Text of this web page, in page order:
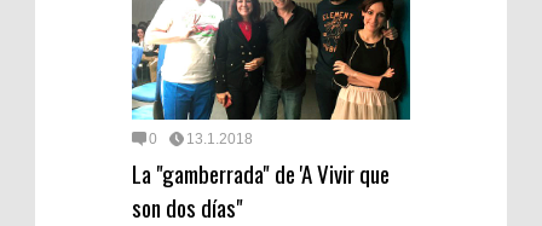
0 13.1.2018
La "gamberrada" de 'A Vivir que
son dos días"